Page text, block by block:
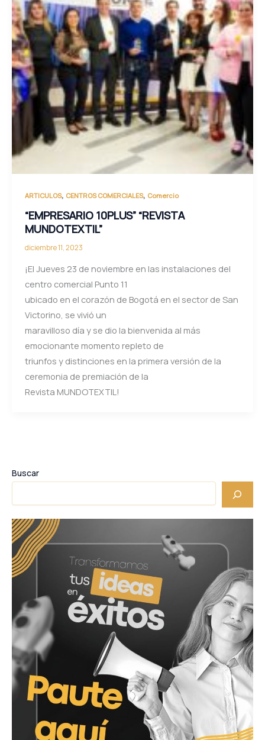
ARTICULOS, CENTROS COMERCIALES, Comercio
“EMPRESARIO 10PLUS” “REVISTA
MUNDOTEXTIL”
diciembre 11, 2023
¡El Jueves 23 de noviembre en las instalaciones del
centro comercial Punto 11
ubicado en el corazón de Bogotá en el sector de San
Victorino, se vivió un
maravilloso día y se dio la bienvenida al más
emocionante momento repleto de
triunfos y distinciones en la primera versión de la
ceremonia de premiación de la
Revista MUNDOTEXTIL!
Buscar